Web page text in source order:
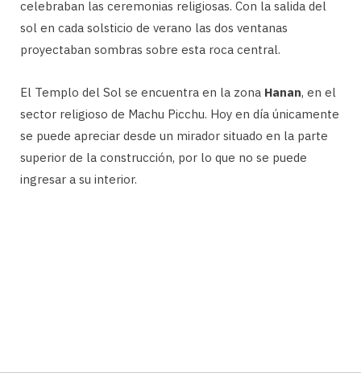
celebraban las ceremonias religiosas. Con la salida del
sol en cada solsticio de verano las dos ventanas
proyectaban sombras sobre esta roca central.
El Templo del Sol se encuentra en la zona Hanan, en el
sector religioso de Machu Picchu. Hoy en día únicamente
se puede apreciar desde un mirador situado en la parte
superior de la construcción, por lo que no se puede
ingresar a su interior.